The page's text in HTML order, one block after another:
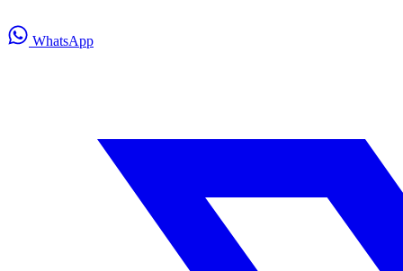
WhatsApp